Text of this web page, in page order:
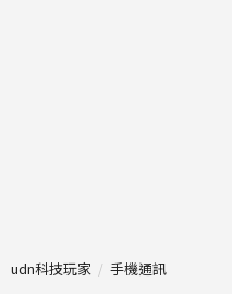
udn科技玩家 手機通訊